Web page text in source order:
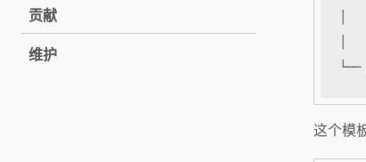
贡献
维护
这个模